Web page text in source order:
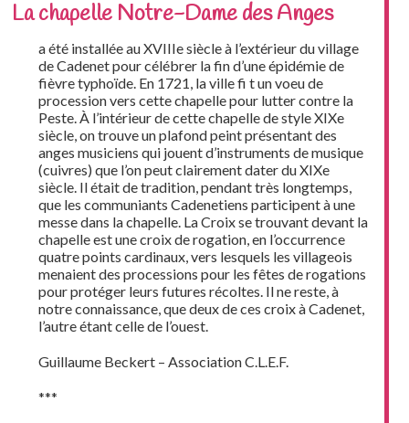
La chapelle Notre-Dame des Anges
a été installée au XVIIIe siècle à l’extérieur du village
de Cadenet pour célébrer la fin d’une épidémie de
fièvre typhoïde. En 1721, la ville fi t un voeu de
procession vers cette chapelle pour lutter contre la
Peste. À l’intérieur de cette chapelle de style XIXe
siècle, on trouve un plafond peint présentant des
anges musiciens qui jouent d’instruments de musique
(cuivres) que l’on peut clairement dater du XIXe
siècle. Il était de tradition, pendant très longtemps,
que les communiants Cadenetiens participent à une
messe dans la chapelle. La Croix se trouvant devant la
chapelle est une croix de rogation, en l’occurrence
quatre points cardinaux, vers lesquels les villageois
menaient des processions pour les fêtes de rogations
pour protéger leurs futures récoltes. Il ne reste, à
notre connaissance, que deux de ces croix à Cadenet,
l’autre étant celle de l’ouest.
Guillaume Beckert – Association C.L.E.F.
***